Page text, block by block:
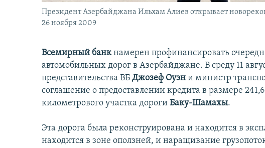
Президент Азербайджана Ильхам Алиев открывает
26 ноября 2009
Всемирный банкнамерен профинансировать
автомобильных дорог в Азербайджане. В среду 11
представительства ВБ Джозеф Оуэн и министр
соглашение о предоставлении кредита в размере
километрового участка дороги Баку-Шамахы.
Эта дорога была реконструирована и находится в
находится в зоне оползней, и наращивание